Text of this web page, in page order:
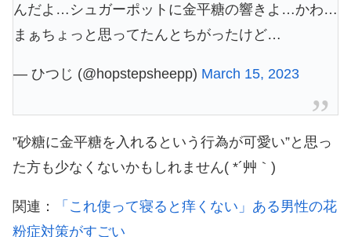
んだよ…シュガーポットに金平糖の響きよ…かわ…
まぁちょっと思ってたんとちがったけど…
— ひつじ (@hopstepsheepp) March 15, 2023
”砂糖に金平糖を入れるという行為が可愛い”と思っ
た方も少なくないかもしれません( *´艸｀)
関連：
「これ使って寝ると痒くない」ある男性の花
粉症対策がすごい